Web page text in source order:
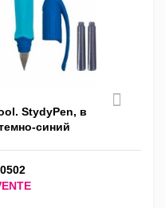
StydyPen, в
синий